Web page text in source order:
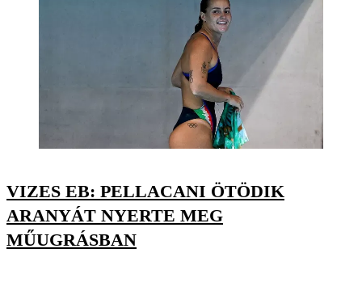
VIZES EB: PELLACANI ÖTÖDIK
ARANYÁT NYERTE MEG
MŰUGRÁSBAN